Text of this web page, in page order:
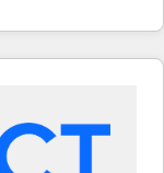
of HubSpot.
we fuse
to deliver
Hubs • AI voice
and smart